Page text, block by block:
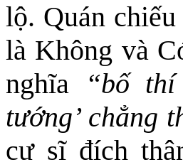
lộ. Quán
là Không và
nghĩa
“bố
tướng’ chẳng
cư sĩ đích